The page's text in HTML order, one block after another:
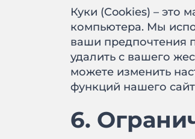
Куки (Cookies) – это
компьютера. Мы
ваши предпочтения
удалить с вашего
можете изменить
функций нашего
6.